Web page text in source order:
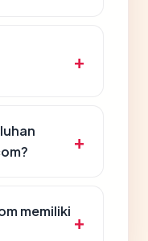
memiliki